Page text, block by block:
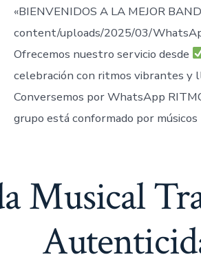
«BIENVENIDOS A LA MEJOR
content/uploads/2025/03/
Ofrecemos nuestro servicio desde
celebración con ritmos vibrantes y
Conversemos por WhatsApp
grupo está conformado por
Musical